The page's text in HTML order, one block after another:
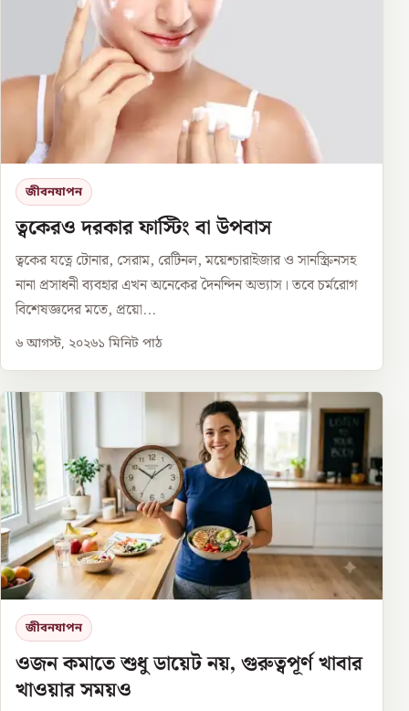
জীবনযাপন
ত্বকেরও দরকার ফাস্টিং বা উপবাস
ত্বকের যত্নে টোনার, সেরাম, রেটিনল, ময়েশ্চারাইজার ও সানস্ক্রিনসহ
নানা প্রসাধনী ব্যবহার এখন অনেকের দৈনন্দিন অভ্যাস। তবে চর্মরোগ
বিশেষজ্ঞদের মতে, প্রয়ো...
৬ আগস্ট, ২০২৬১ মিনিট পাঠ
জীবনযাপন
ওজন কমাতে শুধু ডায়েট নয়, গুরুত্বপূর্ণ খাবার
খাওয়ার সময়ও